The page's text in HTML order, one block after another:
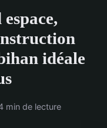
idéale
min de lecture